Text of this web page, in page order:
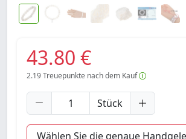
43.80 €
2.19Treuepunkte nach dem Kauf
Stück